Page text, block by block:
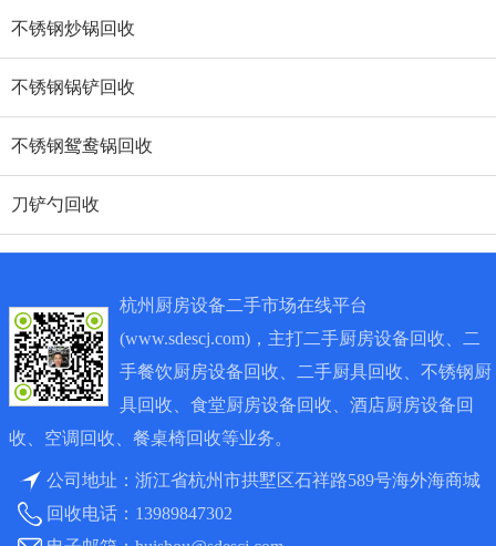
不锈钢炒锅回收
不锈钢锅铲回收
不锈钢鸳鸯锅回收
刀铲勺回收
杭州厨房设备二手市场在线平台
(www.sdescj.com)，主打二手厨房设备回收、二
手餐饮厨房设备回收、二手厨具回收、不锈钢厨
具回收、食堂厨房设备回收、酒店厨房设备回
收、空调回收、餐桌椅回收等业务。
公司地址：浙江省杭州市拱墅区石祥路589号海外海商城
回收电话： 13989847302